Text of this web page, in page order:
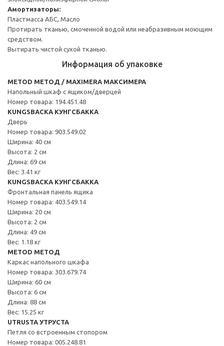
Амортизаторы:
Пластмасса АБС, Масло
Протирать тканью, смоченной водой или неабразивным моющим
средством.
Вытирать чистой сухой тканью.
Информация об упаковке
METOD МЕТОД / MAXIMERA МАКСИМЕРА
Напольный шкаф с ящиком/дверцей
Номер товара: 194.451.48
KUNGSBACKA КУНГСБАККА
Дверь
Номер товара: 903.549.02
Ширина: 40 см
Высота: 2 см
Длина: 69 см
Вес: 3.41 кг
KUNGSBACKA КУНГСБАККА
Фронтальная панель ящика
Номер товара: 403.549.14
Ширина: 20 см
Высота: 2 см
Длина: 49 см
Вес: 1.18 кг
METOD МЕТОД
Каркас напольного шкафа
Номер товара: 303.679.74
Ширина: 60 см
Высота: 6 см
Длина: 88 см
Вес: 15.25 кг
UTRUSTA УТРУСТА
Петля со встроенным стопором
Номер товара: 005.248.81